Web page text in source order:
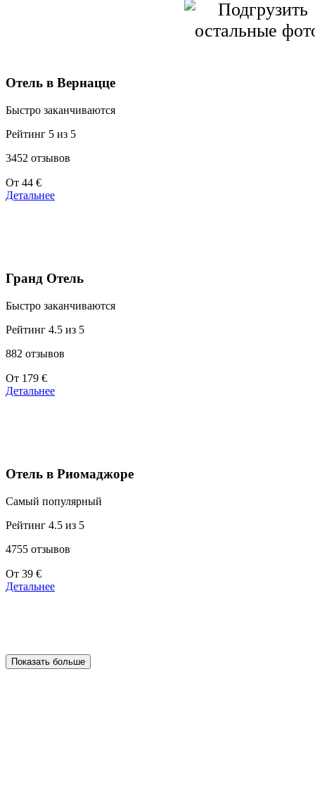
Отель в Вернацце
Быстро заканчиваются
Рейтинг 5 из 5
3452 отзывов
Цены
от
От 44 €
Детальнее
Гранд Отель
Быстро заканчиваются
Рейтинг 4.5 из 5
882 отзывов
Цены
от
От 179 €
Детальнее
Отель в Риомаджоре
Самый популярный
Рейтинг 4.5 из 5
4755 отзывов
Цены
от
От 39 €
Детальнее
Показать больше